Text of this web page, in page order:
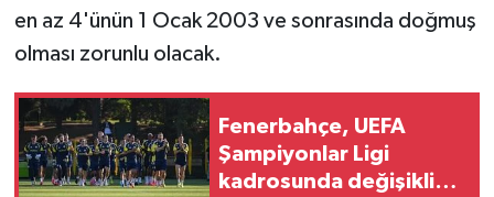
en az 4'ünün 1 Ocak 2003 ve sonrasında doğmuş
olması zorunlu olacak.
Fenerbahçe, UEFA
Şampiyonlar Ligi
kadrosunda değişikliğe